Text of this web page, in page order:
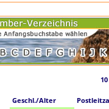
Geschl./Alter